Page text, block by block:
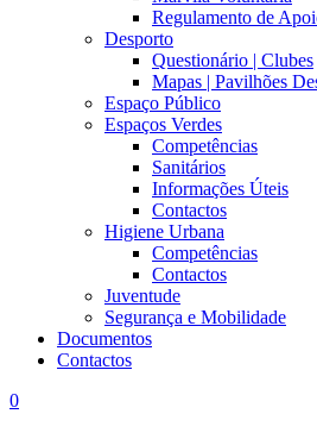
Regulamento de
Desporto
Questionário | Clubes
Mapas | Pavilhões
Espaço Público
Espaços Verdes
Competências
Sanitários
Informações Úteis
Contactos
Higiene Urbana
Competências
Contactos
Juventude
Segurança e Mobilidade
Documentos
Contactos
0